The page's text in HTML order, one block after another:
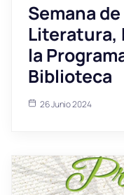
Semana
Literatura,
la
Biblioteca
26 Junio 2024